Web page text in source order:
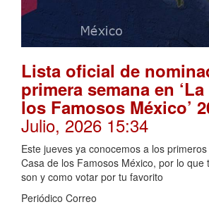
Lista oficial de
primera semana en
los Famosos México’
Julio, 2026 15:34
Este jueves ya conocemos a los
Casa de los Famosos México, por lo que
son y como votar por tu favorito
Periódico Correo